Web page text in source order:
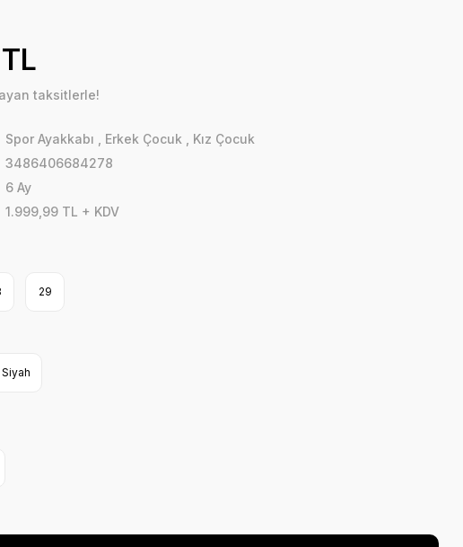
taksitlerle!
Spor Ayakkabı Erkek Çocuk
Kız Çocuk
3486406684278
6 Ay
1.999,99 TL + KDV
29
Siyah